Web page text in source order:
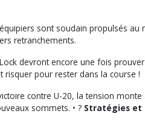
sont soudain propulsés
retranchements.
devront encore une fois
pour rester dans la course !
contre U-20, la tension
sommets. • ? Stratégies et